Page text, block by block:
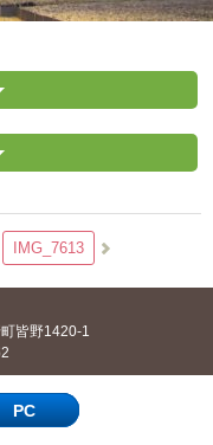
IMG_7613
皆野1420-1
PC